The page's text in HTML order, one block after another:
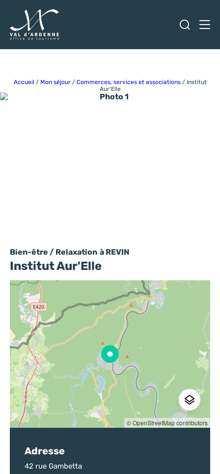
Accueil / Mon séjour/ Commerces, services et associations/ Institut
Aur’Elle
Bien-être / Relaxation à REVIN
Institut Aur'Elle
Photo 1
© OpenStreetMap contributors
Adresse
42 rue Gambetta